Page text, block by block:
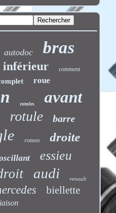
autodoc bras
inférieur comment
roue
rotules avant
rotule barre
romeo droite
essieu
audi renault
biellette